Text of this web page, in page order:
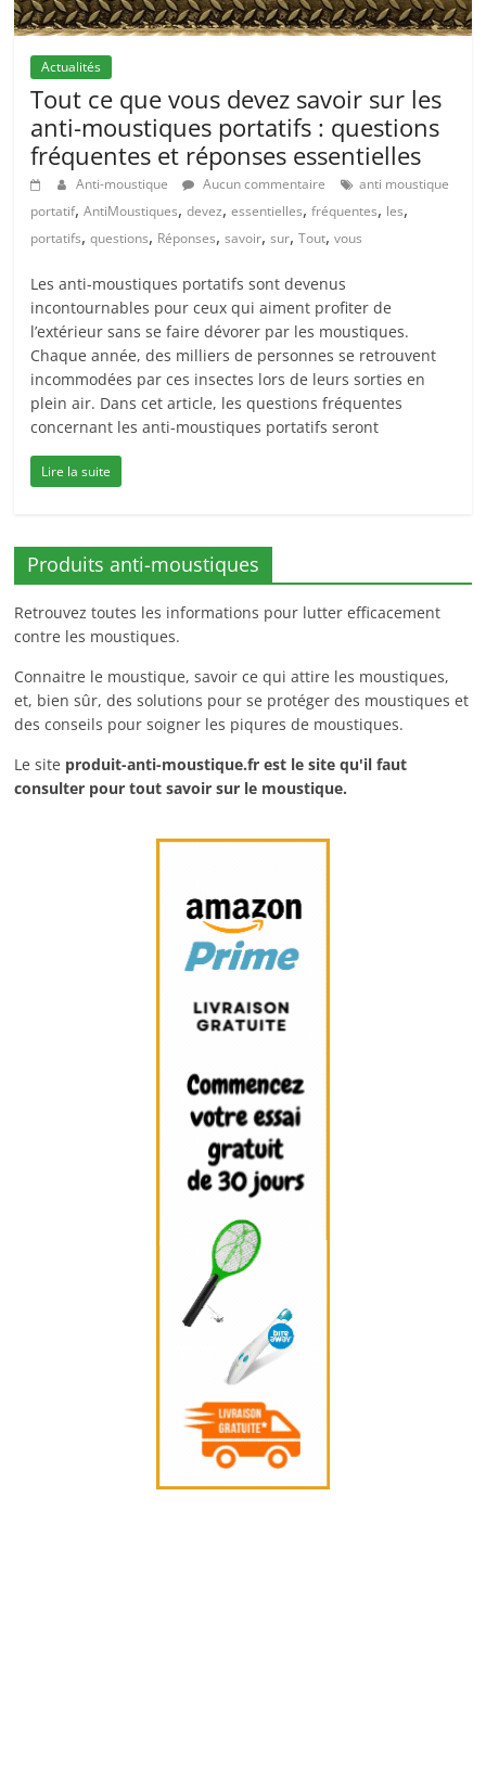
Actualités
Tout ce que vous devez savoir sur les
anti-moustiques portatifs : questions
fréquentes et réponses essentielles
Anti-moustique Aucun commentaire
anti moustique
portatif,AntiMoustiques,devez,essentielles,fréquentes, les,
portatifs,questions, Réponses,savoir,sur,Tout,vous
Les anti-moustiques portatifs sont devenus
incontournables pour ceux qui aiment profiter de
l’extérieur sans se faire dévorer par les moustiques.
Chaque année, des milliers de personnes se retrouvent
incommodées par ces insectes lors de leurs sorties en
plein air. Dans cet article, les questions fréquentes
concernant les anti-moustiques portatifs seront
Lire la suite
Produits anti-moustiques
Retrouvez toutes les informations pour lutter efficacement
contre les moustiques.
Connaitre le moustique, savoir ce qui attire les moustiques,
et, bien sûr, des solutions pour se protéger des moustiques et
des conseils pour soigner les piqures de moustiques.
Le site produit-anti-moustique.fr est le site qu'il faut
consulter pour tout savoir sur le moustique.